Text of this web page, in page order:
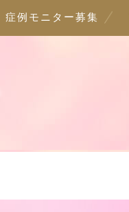
症例モニター募集